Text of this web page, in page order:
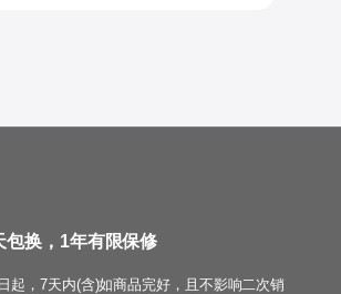
包换，1年有限保修
起，7天内(含)如商品完好，且不影响二次销